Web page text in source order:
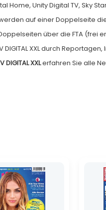
Unity Digital TV, Sky
auf einer Doppelseite
über die FTA (frei
XXL durch Reportagen,
DIGITAL XXLerfahren Sie alle